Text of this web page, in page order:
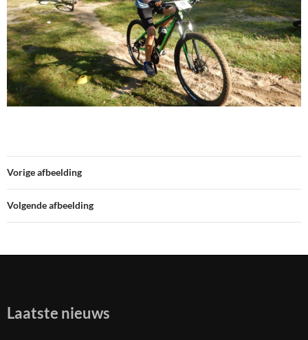
Vorige afbeelding
Volgende afbeelding
Laatste nieuws